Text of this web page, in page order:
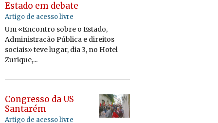
Estado em debate
Artigo de acesso livre
Um «Encontro sobre o Estado,
Administração Pública e direitos
sociais» teve lugar, dia 3, no Hotel
Zurique,...
Congresso da US
Santarém
Artigo de acesso livre